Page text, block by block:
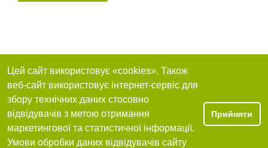
Цей сайт використовує «cookies». Також
веб-сайт використовує інтернет-сервіс для
збору технічних даних стосовно
відвідувачів з метою отримання
маркетингової та статистичної інформації.
Умови обробки даних відвідувачів сайту
Прийняти